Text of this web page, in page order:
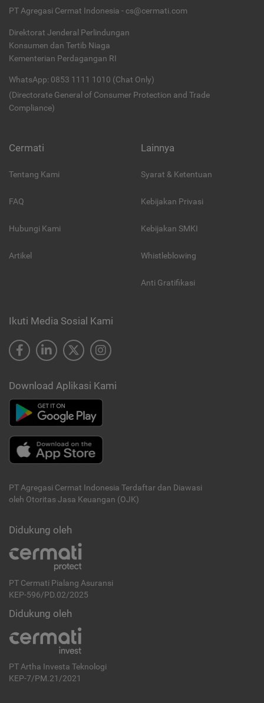
PT Agregasi Cermat Indonesia - cs@cermati.com
Direktorat Jenderal Perlindungan
Konsumen dan Tertib Niaga
Kementerian Perdagangan RI
WhatsApp: 0853 1111 1010 (Chat Only)
(Directorate General of Consumer Protection and Trade
Compliance)
Cermati
Tentang Kami
FAQ
Hubungi Kami
Artikel
Lainnya
Syarat & Ketentuan
Kebijakan Privasi
Kebijakan SMKI
Whistleblowing
Anti Gratifikasi
Ikuti Media Sosial Kami
Download Aplikasi Kami
PT Agregasi Cermat Indonesia Terdaftar dan Diawasi
oleh Otoritas Jasa Keuangan (OJK)
Didukung oleh
PT Cermati Pialang Asuransi
KEP-596/PD.02/2025
Didukung oleh
PT Artha Investa Teknologi
KEP-7/PM.21/2021